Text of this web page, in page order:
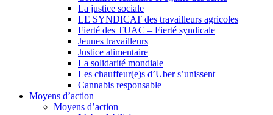
La justice sociale
LE SYNDICAT des travailleurs agricoles
Fierté des TUAC – Fierté syndicale
Jeunes travailleurs
Justice alimentaire
La solidarité mondiale
Les chauffeur(e)s d’Uber s’unissent
Cannabis responsable
Moyens d’action
Moyens d’action